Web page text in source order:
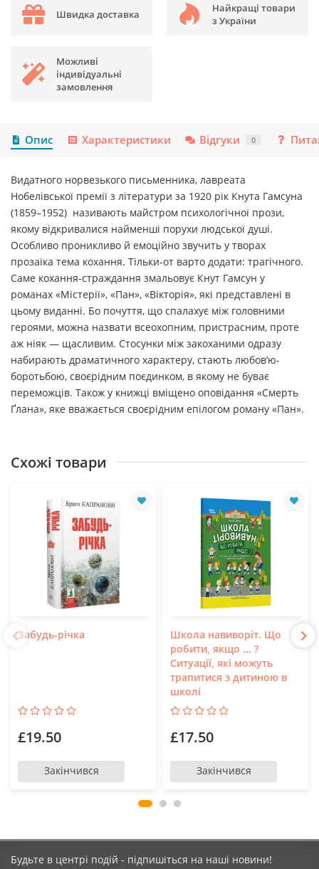
Швидка доставка
Найкращі товари
з України
Можливі
індивідуальні
замовлення
Опис Характеристики Відгуки 0
Видатного норвезького письменника, лавреата
Нобелівської премії з літератури за 1920 рік Кнута Гамсуна
(1859–1952) називають майстром психологічної прози,
якому відкривалися найменші порухи людської душі.
Особливо проникливо й емоційно звучить у творах
прозаїка тема кохання. Тільки-от варто додати: трагічного.
Саме кохання-страждання змальовує Кнут Гамсун у
романах «Містерії», «Пан», «Вікторія», які представлені в
цьому виданні. Бо почуття, що спалахує між головними
героями, можна назвати всеохопним, пристрасним, проте
аж ніяк — щасливим. Стосунки між закоханими одразу
набирають драматичного характеру, стають любов’ю-
боротьбою, своєрідним поєдинком, в якому не буває
переможців. Також у книжці вміщено оповідання «Смерть
Ґлана», яке вважається своєрідним епілогом роману «Пан».
Схожі товари
Забудь-річка
£19.50
Закінчився
Школа навиворіт. Що
робити, якщо ... ?
Ситуації, які можуть
трапитися з дитиною в
школі
£17.50
Закінчився
Будьте в центрі подій - підпишіться на наші новини!